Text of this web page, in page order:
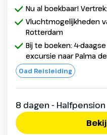
Nu al boekbaar!
Vluchtmogelijkheden
Rotterdam
Bij te boeken: 4-
excursie naar Palma
Oad Reisleiding
8 dagen - Halfpension